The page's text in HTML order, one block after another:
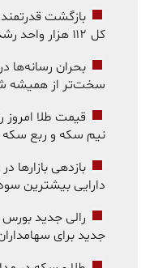
بازگشت
کل ۱۱۲ هزار واحد رشد کرد
بحران رسانه‌ها
سخت‌تر از همیشه
قیمت طلا امروز
نیم سکه و ربع سکه
دارایی بیشترین سود
رالی جدید
جدید برای